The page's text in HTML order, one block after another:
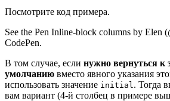
Посмотрите код примера.
See the Pen Inline-block columns by Elen
CodePen.
В том случае, если нужно вернуться к
умолчанию вместо явного указания
использовать значение initial . Тогда
вам вариант (4-й столбец в примере